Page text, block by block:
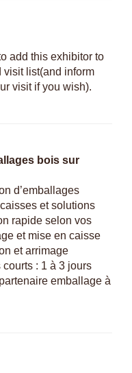
add this exhibitor to
list(and inform
visit if you wish).
bois sur
d’emballages
et solutions
rapide selon vos
et mise en caisse
et arrimage
: 1 à 3 jours
emballage à